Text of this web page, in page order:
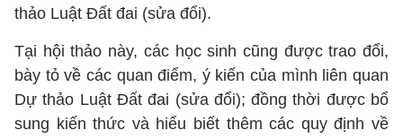
thảo Luật Đất đai (sửa đổi).
Tại hội thảo này, các học sinh cũng được trao đổi,
bày tỏ về các quan điểm, ý kiến của mình liên quan
Dự thảo Luật Đất đai (sửa đổi); đồng thời được bổ
sung kiến thức và hiểu biết thêm các quy định về